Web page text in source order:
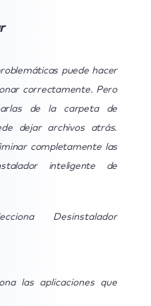
puede hacer
correctamente. Pero
de la carpeta de
dejar archivos atrás.
completamente las
inteligente de
Desinstalador
las aplicaciones que